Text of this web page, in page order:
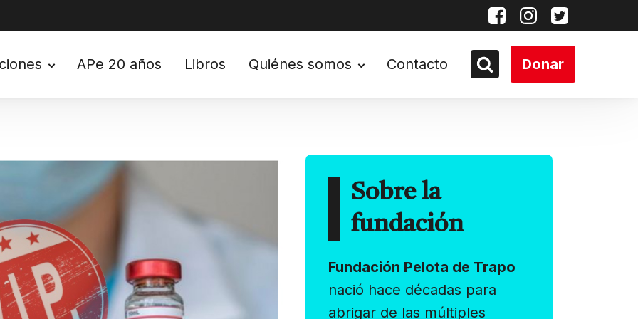
APe 20 años Libros Quiénes somos Contacto Donar
Sobre la
fundación
Fundación Pelota de Trapo
nació hace décadas para
abrigar de las múltiples